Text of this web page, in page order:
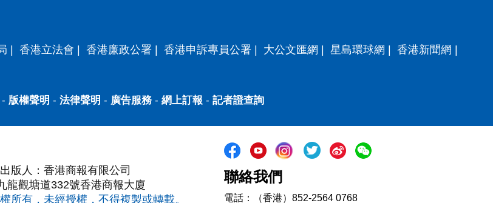
| 香港立法會 | 香港廉政公署 | 香港申訴專員公署 | 大公文匯網 | 星島環球網 | 香港新聞網 |
- 版權聲明 - 法律聲明 - 廣告服務- 網上訂報 - 記者證查詢
版人：香港商報有限公司
龍觀塘道332號香港商報大廈
所有，未經授權，不得複製或轉載。
聯絡我們
電話：（香港）852-2564 0768